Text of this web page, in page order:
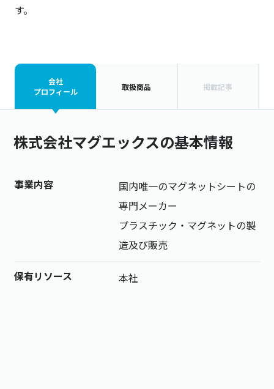
す
会社
プロフィール
取扱商品 掲載記事
株式会社マグエックスの基本情報
事業内容
国内唯一のマグネットシートの
専門メーカー
プラスチック・マグネットの製
造及び販売
保有リソース 本社